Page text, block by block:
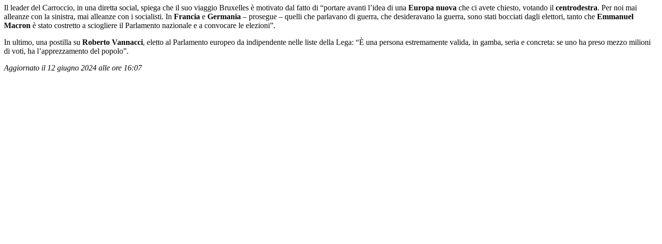
Il leader del Carroccio, in una diretta social, spiega che il suo viaggio Bruxelles è motivato dal fatto di “portare avanti l’idea di una Europa nuova che ci avete chiesto, votando il centrodestra. Per noi mai
alleanze con la sinistra, mai alleanze con i socialisti. In Francia e Germania – prosegue – quelli che parlavano di guerra, che desideravano la guerra, sono stati bocciati dagli elettori, tanto che Emmanuel
Macron è stato costretto a sciogliere il Parlamento nazionale e a convocare le elezioni”.
In ultimo, una postilla su Roberto Vannacci, eletto al Parlamento europeo da indipendente nelle liste della Lega: “È una persona estremamente valida, in gamba, seria e concreta: se uno ha preso mezzo milioni
di voti, ha l’apprezzamento del popolo”.
Aggiornato il 12 giugno 2024 alle ore 16:07